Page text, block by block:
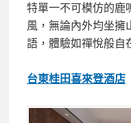
特單一不可模仿的鹿
風，無論內外均坐擁
語，體驗如禪悅般自
台東桂田喜來登酒店